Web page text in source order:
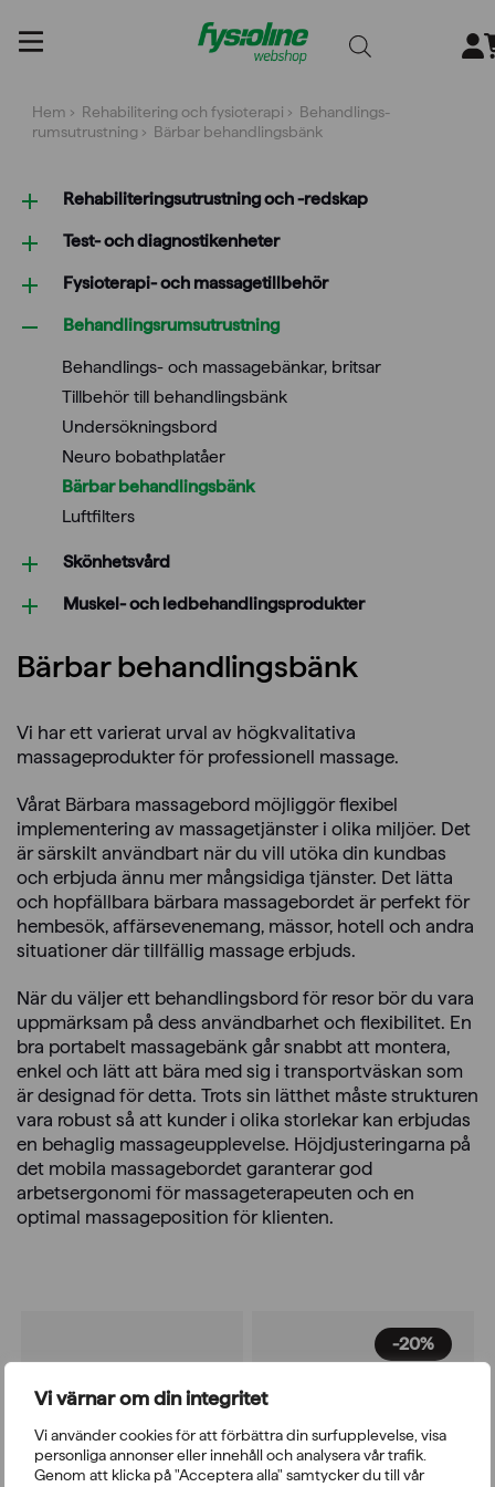
Vi värnar om din integritet
Vi använder cookies för att förbättra din surfupplevelse, visa
personliga annonser eller innehåll och analysera vår trafik.
Genom att klicka på "Acceptera alla" samtycker du till vår
innehållet
Hem › Rehabilitering och fysioterapi › Behandlings­
rumsutrustning › Bärbar behandlingsbänk
Rehabiliterings­utrustning och -redskap
Test- och diagnostikenheter
Fysioterapi- och massagetillbehör
Behandlings­rumsutrustning
Behandlings- och massagebänkar, britsar
Tillbehör till behandlingsbänk
Undersökningsbord
Neuro bobathplatåer
Bärbar behandlingsbänk
Luftfilters
Skönhetsvård
Muskel- och ledbehandlings­produkter
Bärbar behandlingsbänk
Vi har ett varierat urval av högkvalitativa
massageprodukter för professionell massage.
Vårat Bärbara massagebord möjliggör flexibel
implementering av massagetjänster i olika miljöer. Det
är särskilt användbart när du vill utöka din kundbas
och erbjuda ännu mer mångsidiga tjänster. Det lätta
och hopfällbara bärbara massagebordet är perfekt för
hembesök, affärsevenemang, mässor, hotell och andra
situationer där tillfällig massage erbjuds.
När du väljer ett behandlingsbord för resor bör du vara
uppmärksam på dess användbarhet och flexibilitet. En
bra portabelt massagebänk går snabbt att montera,
enkel och lätt att bära med sig i transportväskan som
är designad för detta. Trots sin lätthet måste strukturen
vara robust så att kunder i olika storlekar kan erbjudas
en behaglig massageupplevelse. Höjdjusteringarna på
det mobila massagebordet garanterar god
arbetsergonomi för massageterapeuten och en
optimal massageposition för klienten.
-20%